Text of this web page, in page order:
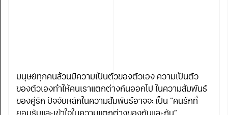
มนุษย์ทุกคนล้วนมีความเป็นตัวของตัวเอง ความเป็นตัว
ของตัวเองทำให้คนเราแตกต่างกันออกไป ในความสัมพันธ์
ของคู่รัก ปัจจัยหลักในความสัมพันธ์อาจจะเป็น “คนรักที่